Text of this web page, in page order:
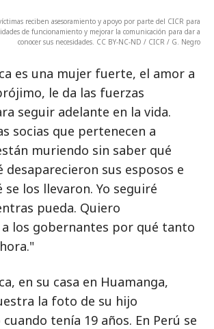
reciben asesoramiento y apoyo por parte del CICR para
de funcionamiento y mejorar la comunicación para dar a
conocer sus necesidades. CC BY-NC-ND / CICR / G. Negro
es una mujer fuerte, el amor a
le da las fuerzas
seguir adelante en la vida.
socias que pertenecen a
muriendo sin saber qué
desaparecieron sus esposos e
los llevaron. Yo seguiré
pueda. Quiero
los gobernantes por qué tanto
en su casa en Huamanga,
la foto de su hijo
tenía 19 años. En Perú se